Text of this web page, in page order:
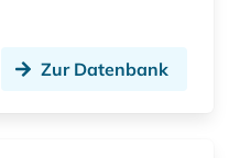
Zur Datenbank